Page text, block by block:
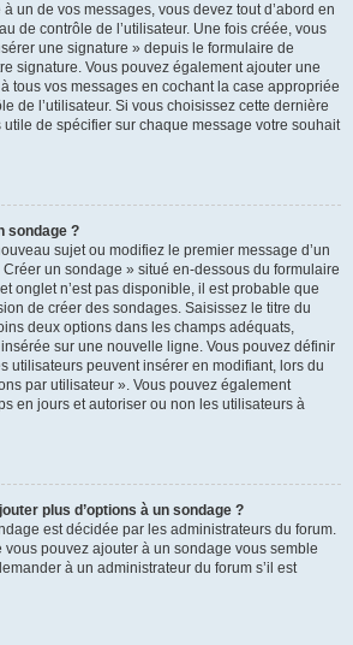
un de vos messages, vous devez tout d’abord en
de contrôle de l’utilisateur. Une fois créée, vous
une signature » depuis le formulaire de
signature. Vous pouvez également ajouter une
tous vos messages en cochant la case appropriée
de l’utilisateur. Si vous choisissez cette dernière
de spécifier sur chaque message votre souhait
sondage ?
sujet ou modifiez le premier message d’un
Créer un sondage » situé en-dessous du formulaire
onglet n’est pas disponible, il est probable que
de créer des sondages. Saisissez le titre du
deux options dans les champs adéquats,
sur une nouvelle ligne. Vous pouvez définir
utilisateurs peuvent insérer en modifiant, lors du
par utilisateur ». Vous pouvez également
en jours et autoriser ou non les utilisateurs à
plus d’options à un sondage ?
est décidée par les administrateurs du forum.
vous pouvez ajouter à un sondage vous semble
à un administrateur du forum s’il est